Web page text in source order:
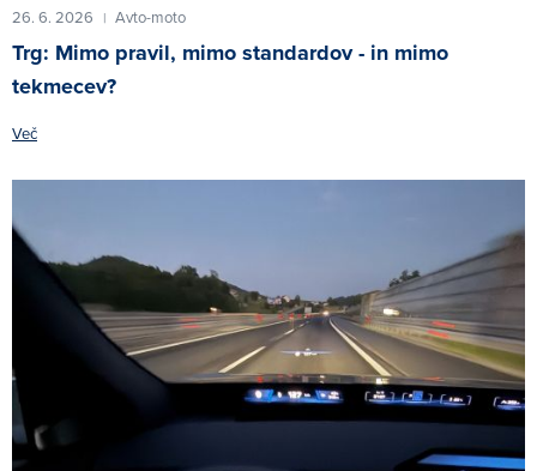
26. 6. 2026 | Avto-moto
Trg: Mimo pravil, mimo standardov - in mimo
tekmecev?
Več